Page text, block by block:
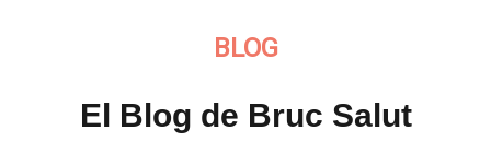
BLOG
El Blog de Bruc Salut